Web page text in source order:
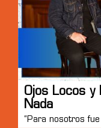
Ojos Locos
Nada
“Para nosotros